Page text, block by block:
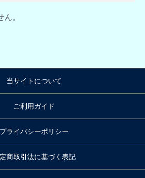
。
当サイトについて
ご利用ガイド
プライバシーポリシー
商取引法に基づく表記